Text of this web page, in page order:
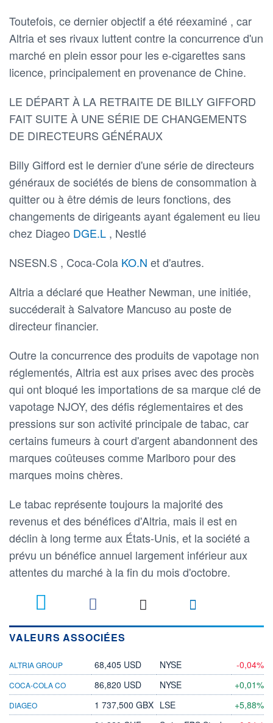
Toutefois, ce dernier objectif a été réexaminé , car
Altria et ses rivaux luttent contre la concurrence d'un
marché en plein essor pour les e-cigarettes sans
licence, principalement en provenance de Chine.
LE DÉPART À LA RETRAITE DE BILLY GIFFORD
FAIT SUITE À UNE SÉRIE DE CHANGEMENTS
DE DIRECTEURS GÉNÉRAUX
Billy Gifford est le dernier d'une série de directeurs
généraux de sociétés de biens de consommation à
quitter ou à être démis de leurs fonctions, des
changements de dirigeants ayant également eu lieu
chez Diageo DGE.L , Nestlé
NSESN.S , Coca-Cola KO.N et d'autres.
Altria a déclaré que Heather Newman, une initiée,
succéderait à Salvatore Mancuso au poste de
directeur financier.
Outre la concurrence des produits de vapotage non
réglementés, Altria est aux prises avec des procès
qui ont bloqué les importations de sa marque clé de
vapotage NJOY, des défis réglementaires et des
pressions sur son activité principale de tabac, car
certains fumeurs à court d'argent abandonnent des
marques coûteuses comme Marlboro pour des
marques moins chères.
Le tabac représente toujours la majorité des
revenus et des bénéfices d'Altria, mais il est en
déclin à long terme aux États-Unis, et la société a
prévu un bénéfice annuel largement inférieur aux
attentes du marché à la fin du mois d'octobre.
VALEURS ASSOCIÉES
ALTRIA GROUP 68,405 USD NYSE -0,04%
COCA-COLA CO 86,820 USD NYSE +0,01%
DIAGEO 1 737,500 GBX LSE +5,88%